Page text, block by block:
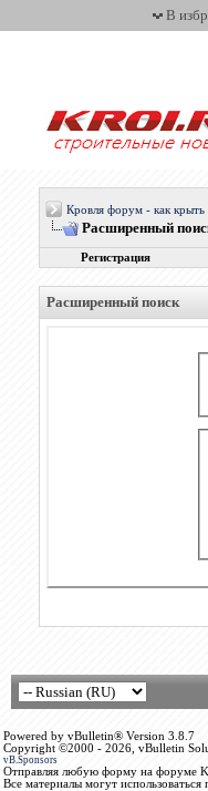
В
Кровля форум - как
Расширенный
Регистрация
Расширенный поиск
Powered by vBulletin® Version 3.8.7
Copyright ©2000 - 2026, vBulletin
vB.Sponsors
Отправляя любую форму на форуме
Все материалы могут